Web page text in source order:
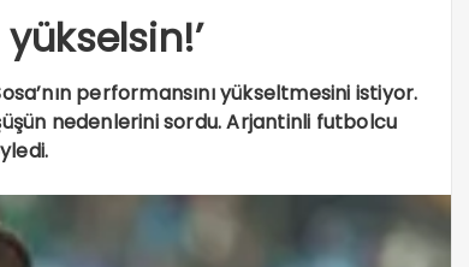
yükselsin!’
performansını yükseltmesini istiyor.
nedenlerini sordu. Arjantinli futbolcu